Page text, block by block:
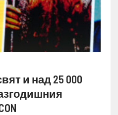
и над 25 000